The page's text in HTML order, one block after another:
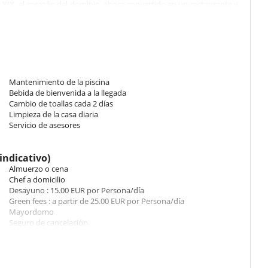
a su llegada.
baño privado o ducha, piscinas de borde infinito,
una zona de barbacoa, un mirador y jardines tropicales. Están
gratuito a Internet y canales de televisión por satélite, así
y fuera con salón, comedor, cocina y galería.
en las terrazas y persianas de madera correderas.
un minibar).
completo que proporciona una conexión de fibra
las telecomunicaciones (Internet, televisión y una gran cantidad
el campo de golf y el océano.
Mantenimiento de la piscina
Bebida de bienvenida a la llegada
Cambio de toallas cada 2 días
Limpieza de la casa diaria
Servicio de asesores
Almuerzo o cena
Chef a domicilio
Desayuno : 15.00 EUR por Persona/día
Green fees : a partir de 25.00 EUR por Persona/día
Mayordomo
Seguro de cancelación